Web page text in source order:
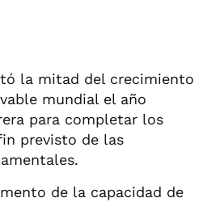
la mitad del crecimiento
mundial el año
para completar los
previsto de las
de la capacidad de